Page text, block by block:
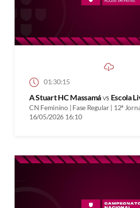
01:30:15
A Stuart HC Massamávs Escola
CN Feminino | Fase Regular | 12ª
16/05/2026 16:10